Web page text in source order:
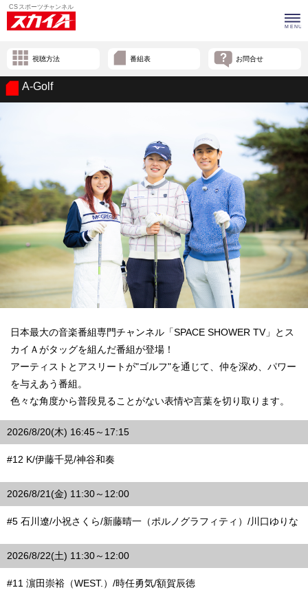
視聴方法 番組表 お問合せ
A-Golf
日本最大の音楽番組専門チャンネル「SPACE SHOWER TV」とス
カイＡがタッグを組んだ番組が登場！
アーティストとアスリートが"ゴルフ"を通じて、仲を深め、パワー
を与えあう番組。
色々な角度から普段見ることがない表情や言葉を切り取ります。
2026/8/20(木) 16:45～17:15
#12 K/伊藤千晃/神谷和奏
2026/8/21(金) 11:30～12:00
#5 石川遼/小祝さくら/新藤晴一（ポルノグラフィティ）/川口ゆりな
2026/8/22(土) 11:30～12:00
#11 濵田崇裕（WEST.）/時任勇気/額賀辰徳